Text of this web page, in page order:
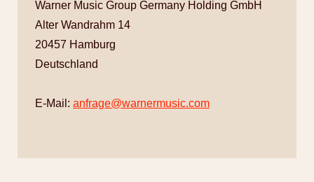
Warner Music Group Germany Holding GmbH
Alter Wandrahm 14
20457 Hamburg
Deutschland
E-Mail: anfrage@warnermusic.com